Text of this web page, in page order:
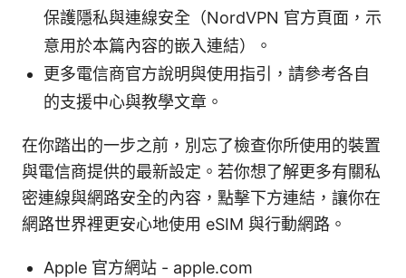
保護隱私與連線安全（NordVPN 官方頁面，示
意用於本篇內容的嵌入連結）。
更多電信商官方說明與使用指引，請參考各自
的支援中心與教學文章。
在你踏出的一步之前，別忘了檢查你所使用的裝置
與電信商提供的最新設定。若你想了解更多有關私
密連線與網路安全的內容，點擊下方連結，讓你在
網路世界裡更安心地使用 eSIM 與行動網路。
Apple 官方網站 - apple.com